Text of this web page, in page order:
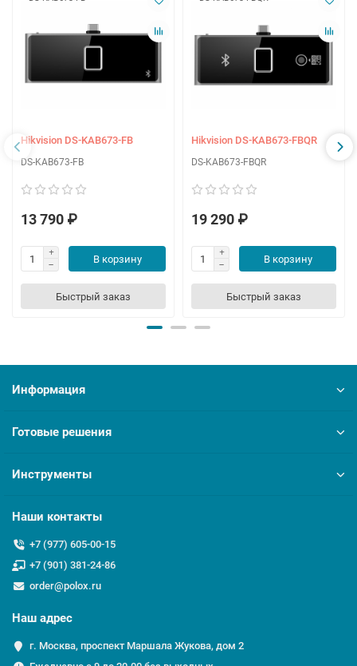
Hikvision DS-KAB673-FB
DS-KAB673-FB
13 790 ₽
В корзину
Быстрый заказ
Hikvision DS-KAB673-FBQR
DS-KAB673-FBQR
19 290 ₽
В корзину
Быстрый заказ
Информация
Готовые решения
Инструменты
Наши контакты
+7 (977) 605-00-15
+7 (901) 381-24-86
order@polox.ru
Наш адрес
г. Москва, проспект Маршала Жукова, дом 2